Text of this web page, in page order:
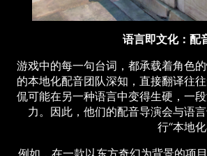
语言即文化：配
游戏中的每一句台词，都承载着角色
的本地化配音团队深知，直接翻译往
侃可能在另一种语言中变得生硬，一
力。因此，他们的配音导演会与语
行“本地化